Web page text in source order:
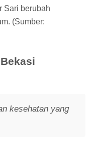
Sari berubah
(Sumber:
kesehatan yang